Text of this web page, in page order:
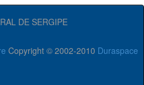
DE SERGIPE
Copyright © 2002-2010 Duraspace